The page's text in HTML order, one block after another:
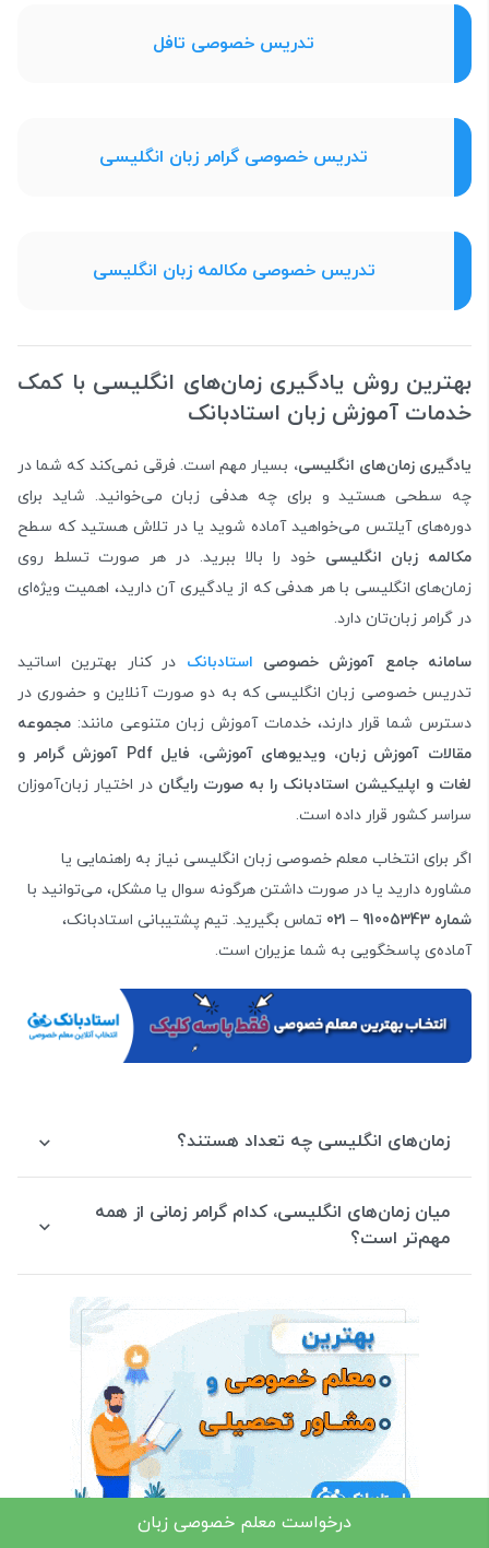
تدریس خصوصی تافل
تدریس خصوصی گرامر زبان انگلیسی
تدریس خصوصی مکالمه زبان انگلیسی
بهترین روش یادگیری زمان‌های انگلیسی با کمک
خدمات آموزش زبان استادبانک
یادگیری زمان‌های انگلیسی، بسیار مهم است. فرقی نمی‌کند که شما در
چه سطحی هستید و برای چه هدفی زبان می‌خوانید. شاید برای
دوره‌های آیلتس می‌خواهید آماده شوید یا در تلاش هستید که سطح
مکالمه زبان انگلیسی خود را بالا ببرید. در هر صورت تسلط روی
زمان‌های انگلیسی با هر هدفی که از یادگیری آن دارید، اهمیت ویژه‌ای
در گرامر زبان‌تان دارد.
سامانه جامع آموزش خصوصی استادبانک در کنار بهترین اساتید
تدریس خصوصی زبان انگلیسی که به دو صورت آنلاین و حضوری در
دسترس شما قرار دارند، خدمات آموزش زبان متنوعی مانند: مجموعه
مقالات آموزش زبان، ویدیوهای آموزشی، فایل Pdf آموزش گرامر و
لغات و اپلیکیشن استادبانک را به صورت رایگان در اختیار زبان‌آموزان
سراسر کشور قرار داده است.
اگر برای انتخاب معلم خصوصی زبان انگلیسی نیاز به راهنمایی یا
مشاوره دارید یا در صورت داشتن هرگونه سوال یا مشکل، می‌توانید با
شماره 91005343 – 021
تماس بگیرید. تیم پشتیبانی استادبانک،
آماده‌ی پاسخگویی به شما عزیران است.
زمان‌های انگلیسی چه تعداد هستند؟
میان زمان‌های انگلیسی، کدام گرامر زمانی از همه
مهم‌تر است؟
درخواست معلم خصوصی زبان